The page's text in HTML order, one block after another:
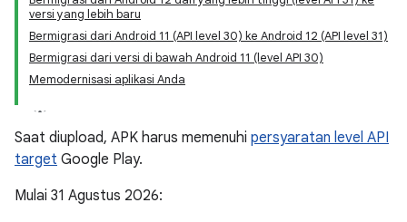
versi yang lebih baru
Bermigrasi dari Android 11 (API level 30) ke Android 12 (API level 31)
Bermigrasi dari versi di bawah Android 11 (level API 30)
Memodernisasi aplikasi Anda
Saat diupload, APK harus memenuhi persyaratan level API
target Google Play.
Mulai 31 Agustus 2026: